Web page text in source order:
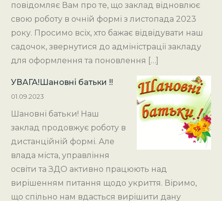
повідомляє Вам про те, що заклад відновлює
свою роботу в очній формі з листопада 2023
року. Просимо всіх, хто бажає відвідувати наш
садочок, звернутися до адміністрації закладу
для оформлення та поновлення […]
УВАГА!Шановні батьки !!
01.09.2023
Шановні батьки! Наш
заклад продовжує роботу в
дистанційній формі. Але
влада міста, управління
освіти та ЗДО активно працюють над
вирішенням питання щодо укриття. Віримо,
що спільно нам вдасться вирішити дану